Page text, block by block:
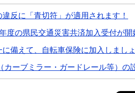
違反に「青切符」が適用されます！
度の県民交通災害共済加入受付が開
に備えて、自転車保険に加入しましょ
カーブミラー・ガードレール等）の